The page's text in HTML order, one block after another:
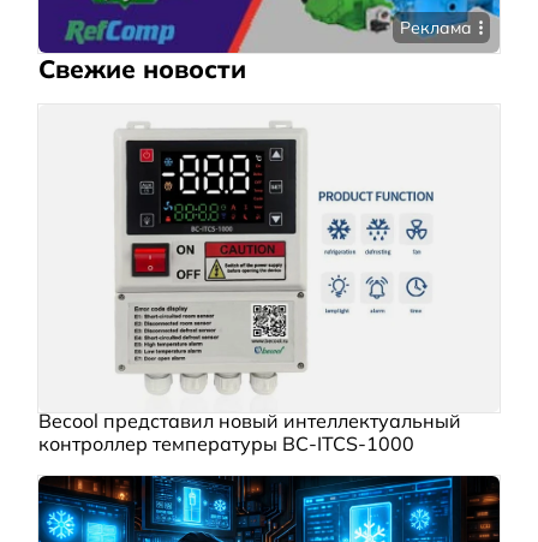
Реклама
Свежие новости
Becool представил новый интеллектуальный
контроллер температуры BC‑ITCS‑1000